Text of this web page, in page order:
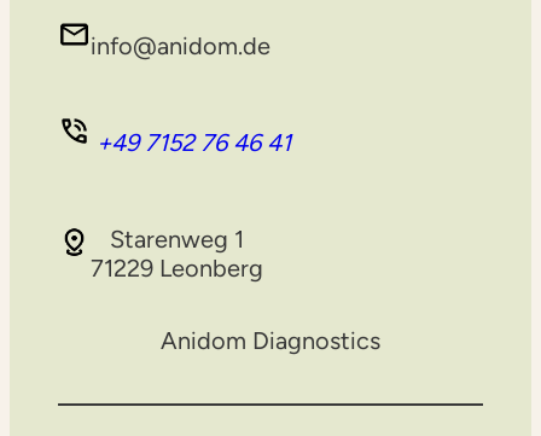
info@anidom.de
+49 7152 76 46 41
Starenweg 1
71229 Leonberg
Anidom Diagnostics